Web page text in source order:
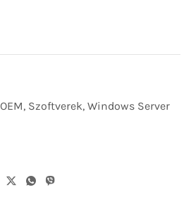
, Szoftverek, Windows Server